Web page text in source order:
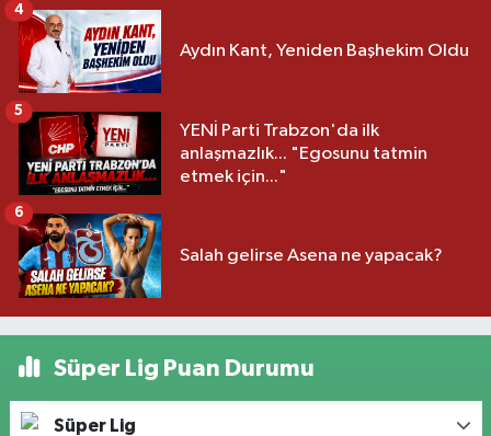
Aydın Kant, Yeniden Başhekim Oldu
4
YENİ Parti Trabzon'da ilk
anlaşmazlık... "Egosunu tatmin
etmek için..."
5
Salah gelirse Asena ne yapacak?
6
Süper Lig Puan Durumu
Süper Lig